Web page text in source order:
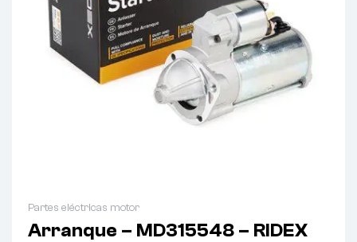
Partes eléctricas motor
Arranque – MD315548 – RIDEX